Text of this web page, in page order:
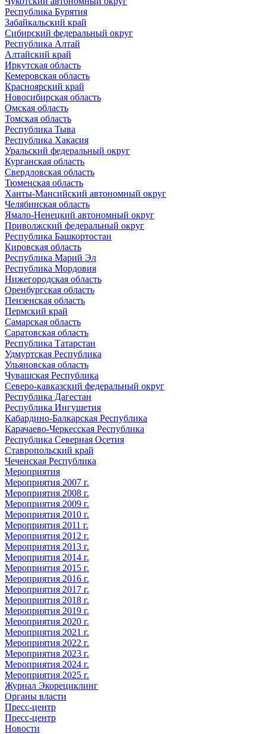
Республика Бурятия
Забайкальский край
Сибирский федеральный округ
Республика Алтай
Алтайский край
Иркутская область
Кемеровская область
Красноярский край
Новосибирская область
Омская область
Томская область
Республика Тыва
Республика Хакасия
Уральский федеральный округ
Курганская область
Свердловская область
Тюменская область
Ханты-Мансийский автономный округ
Челябинская область
Ямало-Ненецкий автономный округ
Приволжский федеральный округ
Республика Башкортостан
Кировская область
Республика Марий Эл
Республика Мордовия
Нижегородская область
Оренбургская область
Пензенская область
Пермский край
Самарская область
Саратовская область
Республика Татарстан
Удмуртская Республика
Ульяновская область
Чувашская Республика
Северо-кавказский федеральный округ
Республика Дагестан
Республика Ингушетия
Кабардино-Балкарская Республика
Карачаево-Черкесская Республика
Республика Северная Осетия
Ставропольский край
Чеченская Республика
Мероприятия
Мероприятия 2007 г.
Мероприятия 2008 г.
Мероприятия 2009 г.
Мероприятия 2010 г.
Мероприятия 2011 г.
Мероприятия 2012 г.
Мероприятия 2013 г.
Мероприятия 2014 г.
Мероприятия 2015 г.
Мероприятия 2016 г.
Мероприятия 2017 г.
Мероприятия 2018 г.
Мероприятия 2019 г.
Мероприятия 2020 г.
Мероприятия 2021 г.
Мероприятия 2022 г.
Мероприятия 2023 г.
Мероприятия 2024 г.
Мероприятия 2025 г.
Журнал Экорециклинг
Органы власти
Пресс-центр
Пресс-центр
Новости